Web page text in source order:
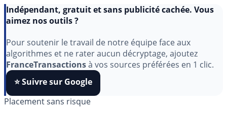
Indépendant, gratuit et sans publicité cachée. Vous
Pour soutenir le travail de notre équipe face aux
algorithmes et ne rater aucun décryptage, ajoutez
FranceTransactionsà vos sources préférées en 1 clic.
⭐️ Suivre sur Google